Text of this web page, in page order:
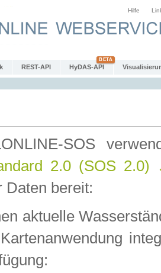
Hilfe
REST-API HyDAS-API
SOS
2.0 (SOS 2.0)
Daten bereit:
aktuelle